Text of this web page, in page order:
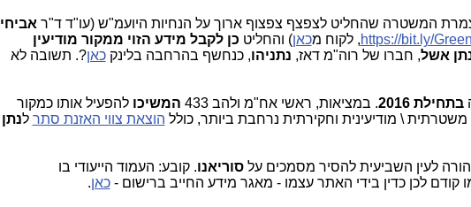
המשטרה שהחליט לצפצף צפצוף ארוך על הנחיות היועמ"ש (עו"ד ד"ר אביחי
https://bit.ly/, לקוח מכאן) והחליט כן לקבל מידע הזוי ממקור מודיעין
אשל, חברו של רוה"מ דאז, נתניהו, כנחשף בהרחבה בלינקכאן?. תשובה לא
בתחילת 2016 . במציאות, ראשי אח"מ ולהב 433 המשיכולהפעיל אותו כמקור
\ מודיעינית וחקירתית נרחבת ביותר, כולל הוצאת צווי האזנת סתר לנתן
לעין השביעית להסיר מסמכים עלסוריאנו. קובע: העמוד הייעודי בו
קודם לכן כדין בידי האתר עצמו - מאגר מידע החייב ברישום -כאן.